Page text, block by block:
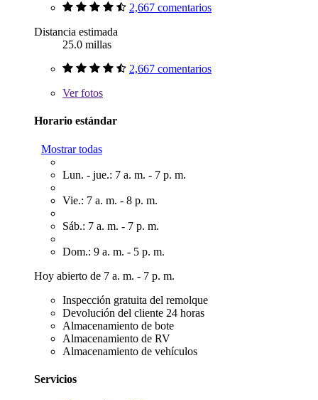
2,667 comentarios
Distancia estimada
25.0 millas
2,667 comentarios
Verfotos
Horario estándar
Mostrar todas
Lun. - jue.: 7 a. m. - 7 p. m.
Vie.: 7 a. m. - 8 p. m.
Sáb.: 7 a. m. - 7 p. m.
Dom.: 9 a. m. - 5 p. m.
Hoy abierto de 7 a. m. - 7 p. m.
Inspección gratuita del remolque
Devolución del cliente 24 horas
Almacenamiento de bote
Almacenamiento de RV
Almacenamiento de vehículos
Servicios